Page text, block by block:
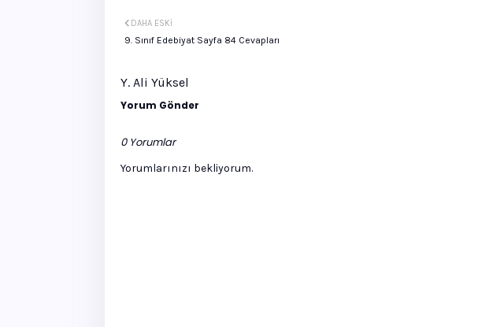
DAHA ESKI
9. Sınıf Edebiyat Sayfa 84 Cevapları
Y. Ali Yüksel
Yorum Gönder
0 Yorumlar
Yorumlarınızı bekliyorum.